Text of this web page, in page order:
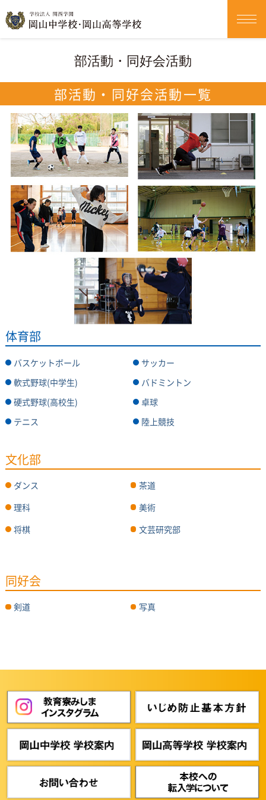
部活動・同好会活動
部活動・同好会活動一覧
体育部
バスケットボール
サッカー
軟式野球(中学生)
バドミントン
硬式野球(高校生)
卓球
テニス
陸上競技
文化部
ダンス
茶道
理科
美術
将棋
文芸研究部
同好会
剣道 写真